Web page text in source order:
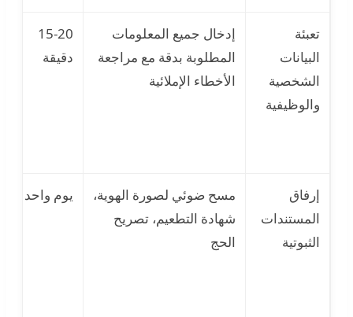
تعبئة
البيانات
الشخصية
والوظيفية
إدخال جميع المعلومات
المطلوبة بدقة مع مراجعة
الأخطاء الإملائية
15-20
دقيقة
إرفاق
المستندات
الثبوتية
مسح ضوئي لصورة الهوية،
شهادة التطعيم، تصريح
الحج
يوم واحد